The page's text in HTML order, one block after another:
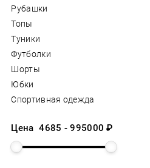
Рубашки
Топы
Туники
Футболки
Шорты
Юбки
Спортивная одежда
Цена4685 -995000 ₽